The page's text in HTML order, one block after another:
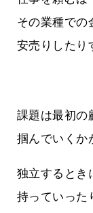
その業種での
安売りしたり
課題は最初の
掴んでいくか
独立するとき
持っていった